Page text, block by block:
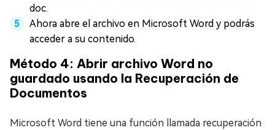
doc.
Ahora abre el archivo en Microsoft Word y podrás
acceder a su contenido.
Método 4: Abrir archivo Word no
guardado usando la Recuperación de
Documentos
Microsoft Word tiene una función llamada recuperación